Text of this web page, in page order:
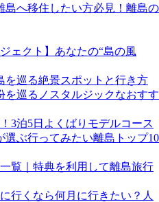
島へ移住したい方必見！離島の
ェクト】あなたの“島の風
を巡る絶景スポットと行き方
を巡るノスタルジックなおすす
3泊5日よくばりモデルコース
選ぶ行ってみたい離島トップ10
覧｜特典を利用して離島旅行
行くなら何月に行きたい？人